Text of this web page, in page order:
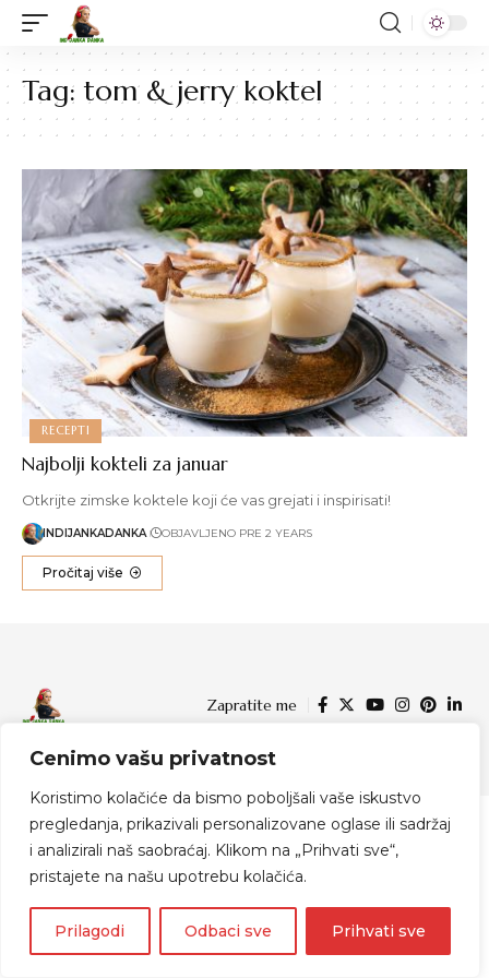
Cenimo vašu privatnost
Koristimo kolačiće da bismo poboljšali vaše iskustvo
pregledanja, prikazivali personalizovane oglase ili sadržaj
i analizirali naš saobraćaj. Klikom na „Prihvati sve“,
pristajete na našu upotrebu kolačića.
Prilagodi Odbaci sve Prihvati sve
Tag:tom & jerry koktel
RECEPTI
Najbolji kokteli za januar
Otkrijte zimske koktele koji će vas grejati i inspirisati!
INDIJANKADANKA OBJAVLJENO PRE 2 YEARS
Pročitaj više
Zapratite me
© 2024 Indijanka Danka